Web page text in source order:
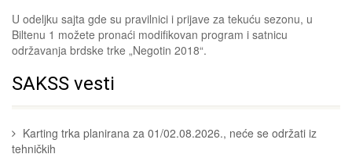
U odeljku sajta gde su pravilnici i prijave za tekuću sezonu, u
Biltenu 1 možete pronaći modifikovan program i satnicu
održavanja brdske trke „Negotin 2018“.
SAKSS vesti
Karting trka planirana za 01/02.08.2026., neće se održati iz
tehničkih